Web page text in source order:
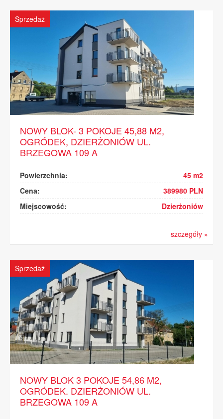
Sprzedaż
NOWY BLOK- 3 POKOJE 45,88 M2,
OGRÓDEK, DZIERŻONIÓW UL.
BRZEGOWA 109 A
Powierzchnia:
45 m2
Cena:
389980 PLN
Miejscowość:
Dzierżoniów
szczegóły »
Sprzedaż
NOWY BLOK 3 POKOJE 54,86 M2,
OGRÓDEK. DZIERŻONIÓW UL.
BRZEGOWA 109 A